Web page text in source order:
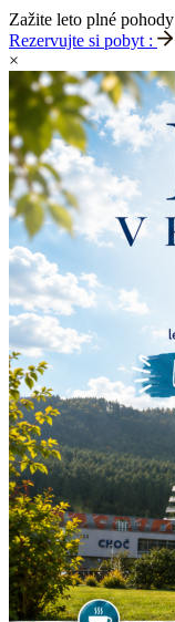
Zažite leto plné pohody
Rezervujte si pobyt :
×